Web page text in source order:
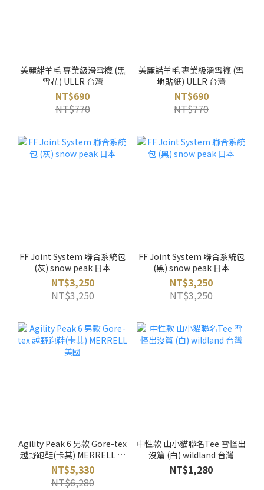
美麗諾羊毛 專業級滑雪襪 (黑
雪花) ULLR 台灣
NT$690
NT$770
美麗諾羊毛 專業級滑雪襪 (雪
地貼紙) ULLR 台灣
NT$690
NT$770
FF Joint System 聯合系統包
(灰) snow peak 日本
NT$3,250
NT$3,250
FF Joint System 聯合系統包
(黑) snow peak 日本
NT$3,250
NT$3,250
Agility Peak 6 男款 Gore-tex
越野跑鞋(卡其) MERRELL 美
國
NT$5,330
NT$6,280
中性款 山小貓聯名Tee 雪怪出
沒篇 (白) wildland 台灣
NT$1,280